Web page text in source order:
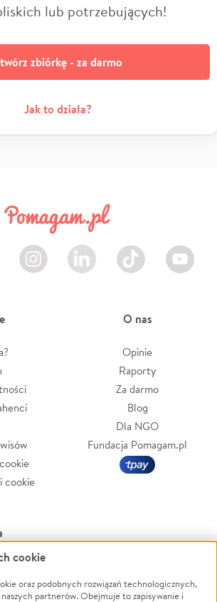
lub potrzebujących!
zbiórkę - za darmo
Jak to działa?
Instagram LinkedIn TikTok Youtube
cookie
O nas
Opinie
Raporty
Za darmo
Blog
Dla NGO
Fundacja Pomagam.pl
Powódź
cookie
oraz podobnych rozwiązań technologicznych,
naszych partnerów. Obejmuje to zapisywanie i